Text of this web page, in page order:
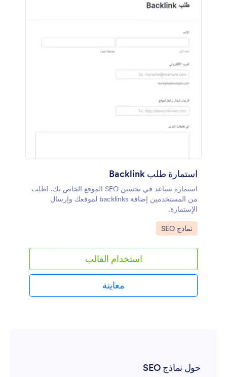
استمارة طلب Backlink
استمارة تساعد في تحسين SEO الموقع الخاص بك. اطلب
من المستخدمين إضافة backlinks لموقعك وإرسال
الإستمارة.
Go to Category:
نماذج SEO
استخدام القالب
معاينة
حول نماذج SEO